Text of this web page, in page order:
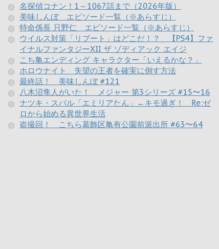
名探偵コナン！1～1067話まで（2026年版）
美味しんぼ エピソード一覧（※あらすじ）
特命係長 只野仁 エピソード一覧（※あらすじ）
ウイルス対策「リブート」はどこだ！？ 【PS4】ファ
イナルファンタジーXII ザ ゾディアック エイジ
こち亀エンディング キャラクター「いえるかな？」
ホロウナイト 失望の王者を確実に倒す方法
最終話！ 美味しんぼ #121
八木沼隼人がいた！ メジャー 第3シリーズ #15〜16
ナツキ・スバル「エミリアたん」←キモ過ぎ！ Re:ゼ
ロから始める異世界生活
盗撮回！ こちら葛飾区亀有公園前派出所 #63〜64